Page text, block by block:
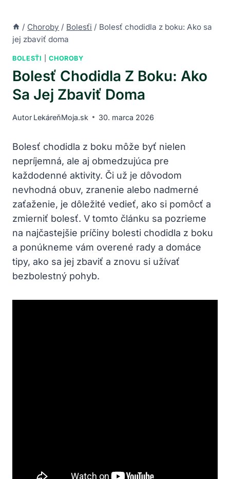
/ Choroby / Bolesťi / Bolesť chodidla z boku: Ako sa
jej zbaviť doma
BOLESŤI |CHOROBY
Bolesť Chodidla Z Boku: Ako
Sa Jej Zbaviť Doma
Autor LekáreňMoja.sk 30. marca 2026
Bolesť chodidla z boku môže byť nielen
nepríjemná, ale aj obmedzujúca pre
každodenné aktivity. Či už je dôvodom
nevhodná obuv, zranenie alebo nadmerné
zaťaženie, je dôležité vedieť, ako si pomôcť a
zmierniť bolesť. V tomto článku sa pozrieme
na najčastejšie príčiny bolesti chodidla z boku
a ponúkneme vám overené rady a domáce
tipy, ako sa jej zbaviť a znovu si užívať
bezbolestný pohyb.